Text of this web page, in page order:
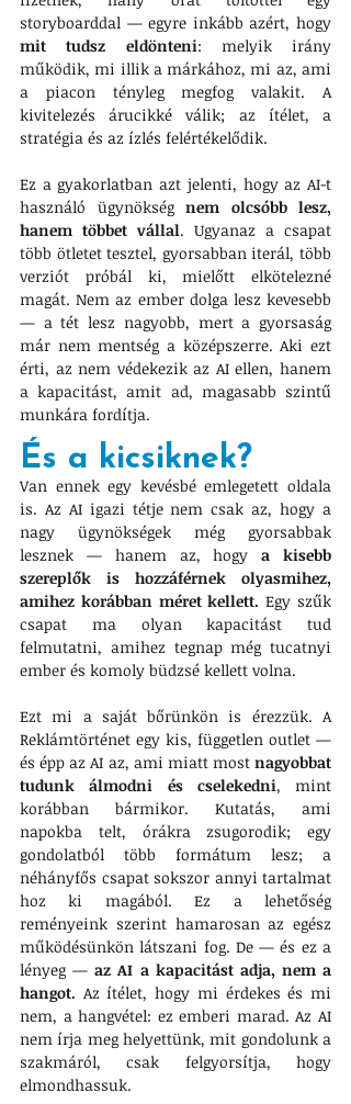
mit tudsz eldönteni: melyik irány
működik, mi illik a márkához, mi az, ami
a piacon tényleg megfog valakit. A
kivitelezés árucikké válik; az ítélet, a
stratégia és az ízlés felértékelődik.
Ez a gyakorlatban azt jelenti, hogy az AI-t
használó ügynökség nem olcsóbb lesz,
hanem többet vállal. Ugyanaz a csapat
több ötletet tesztel, gyorsabban iterál, több
verziót próbál ki, mielőtt elkötelezné
magát. Nem az ember dolga lesz kevesebb
— a tét lesz nagyobb, mert a gyorsaság
már nem mentség a középszerre. Aki ezt
érti, az nem védekezik az AI ellen, hanem
a kapacitást, amit ad, magasabb szintű
munkára fordítja.
És a kicsiknek?
Van ennek egy kevésbé emlegetett oldala
is. Az AI igazi tétje nem csak az, hogy a
nagy ügynökségek még gyorsabbak
lesznek — hanem az, hogy a kisebb
szereplők is hozzáférnek olyasmihez,
amihez korábban méret kellett. Egy szűk
csapat ma olyan kapacitást tud
felmutatni, amihez tegnap még tucatnyi
ember és komoly büdzsé kellett volna.
Ezt mi a saját bőrünkön is érezzük. A
Reklámtörténet egy kis, független outlet —
és épp az AI az, ami miatt most nagyobbat
tudunk álmodni és cselekedni, mint
korábban bármikor. Kutatás, ami
napokba telt, órákra zsugorodik; egy
gondolatból több formátum lesz; a
néhányfős csapat sokszor annyi tartalmat
hoz ki magából. Ez a lehetőség
reményeink szerint hamarosan az egész
működésünkön látszani fog. De — és ez a
lényeg — az AI a kapacitást adja, nem a
hangot. Az ítélet, hogy mi érdekes és mi
nem, a hangvétel: ez emberi marad. Az AI
nem írja meg helyettünk, mit gondolunk a
szakmáról, csak felgyorsítja, hogy
elmondhassuk.